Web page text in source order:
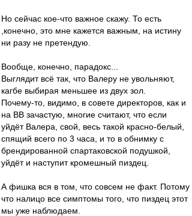
Но сейчас кое-что важное скажу. То есть
,конечно, это мне кажется важным, на истину
ни разу не претендую.
Вообще, конечно, парадокс...
Выглядит всё так, что Валеру не увольняют,
кагбе выбирая меньшее из двух зол.
Почему-то, видимо, в совете директоров, как и
на ВВ зачастую, многие считают, что если
уйдёт Валера, свой, весь такой красно-белый,
спящий всего по 3 часа, и то в обнимку с
брендированной спартаковской подушкой,
уйдёт и наступит кромешный пиздец.
А фишка вся в том, что совсем не факт. Потому
что налицо все симптомы того, что пиздец этот
мы уже наблюдаем.